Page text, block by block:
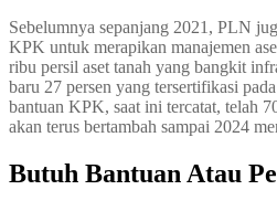
Sebelumnya sepanjang 2021, PLN
KPK untuk merapikan manajemen
ribu persil aset tanah yang bangkit
baru 27 persen yang tersertifikasi
bantuan KPK, saat ini tercatat, telah
akan terus bertambah sampai 2024
Butuh Bantuan Atau